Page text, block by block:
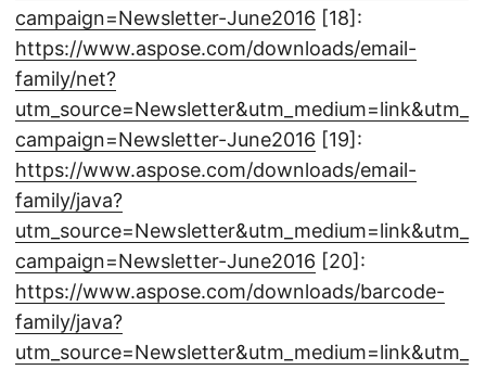
campaign=Newsletter-June2016 [18]:
https://www.aspose.com/downloads/email-
family/net?
utm_source=Newsletter&utm_medium=link&utm_
campaign=Newsletter-June2016 [19]:
https://www.aspose.com/downloads/email-
family/java?
utm_source=Newsletter&utm_medium=link&utm_
campaign=Newsletter-June2016 [20]:
https://www.aspose.com/downloads/barcode-
family/java?
utm_source=Newsletter&utm_medium=link&utm_